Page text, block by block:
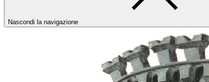
Nascondi la navigazione